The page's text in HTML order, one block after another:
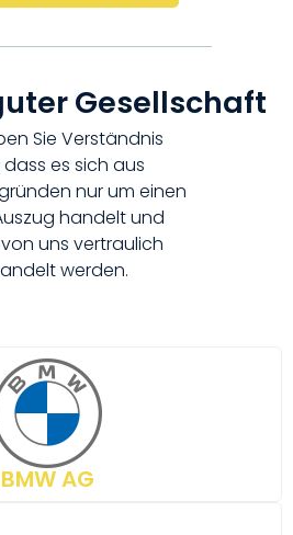
Gesellschaft
Sie Verständnis
es sich aus
nur um einen
handelt und
uns vertraulich
werden.
BMW AG